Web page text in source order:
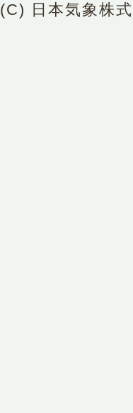
(C) 日本気象株